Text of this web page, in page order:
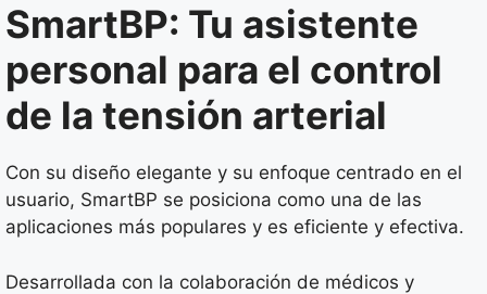
SmartBP: Tu asistente
personal para el control
de la tensión arterial
Con su diseño elegante y su enfoque centrado en el
usuario, SmartBP se posiciona como una de las
aplicaciones más populares y es eficiente y efectiva.
Desarrollada con la colaboración de médicos y